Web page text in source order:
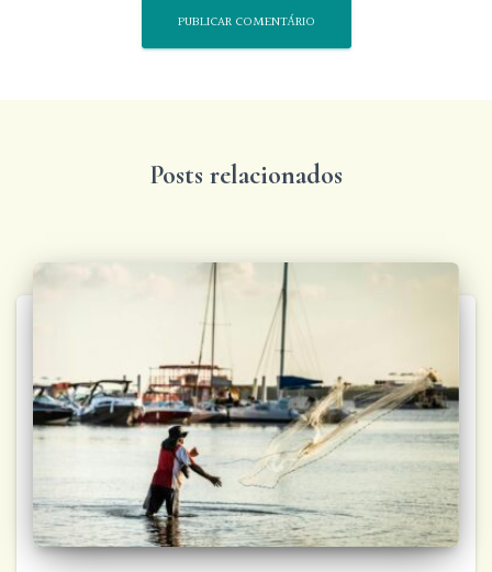
Posts relacionados